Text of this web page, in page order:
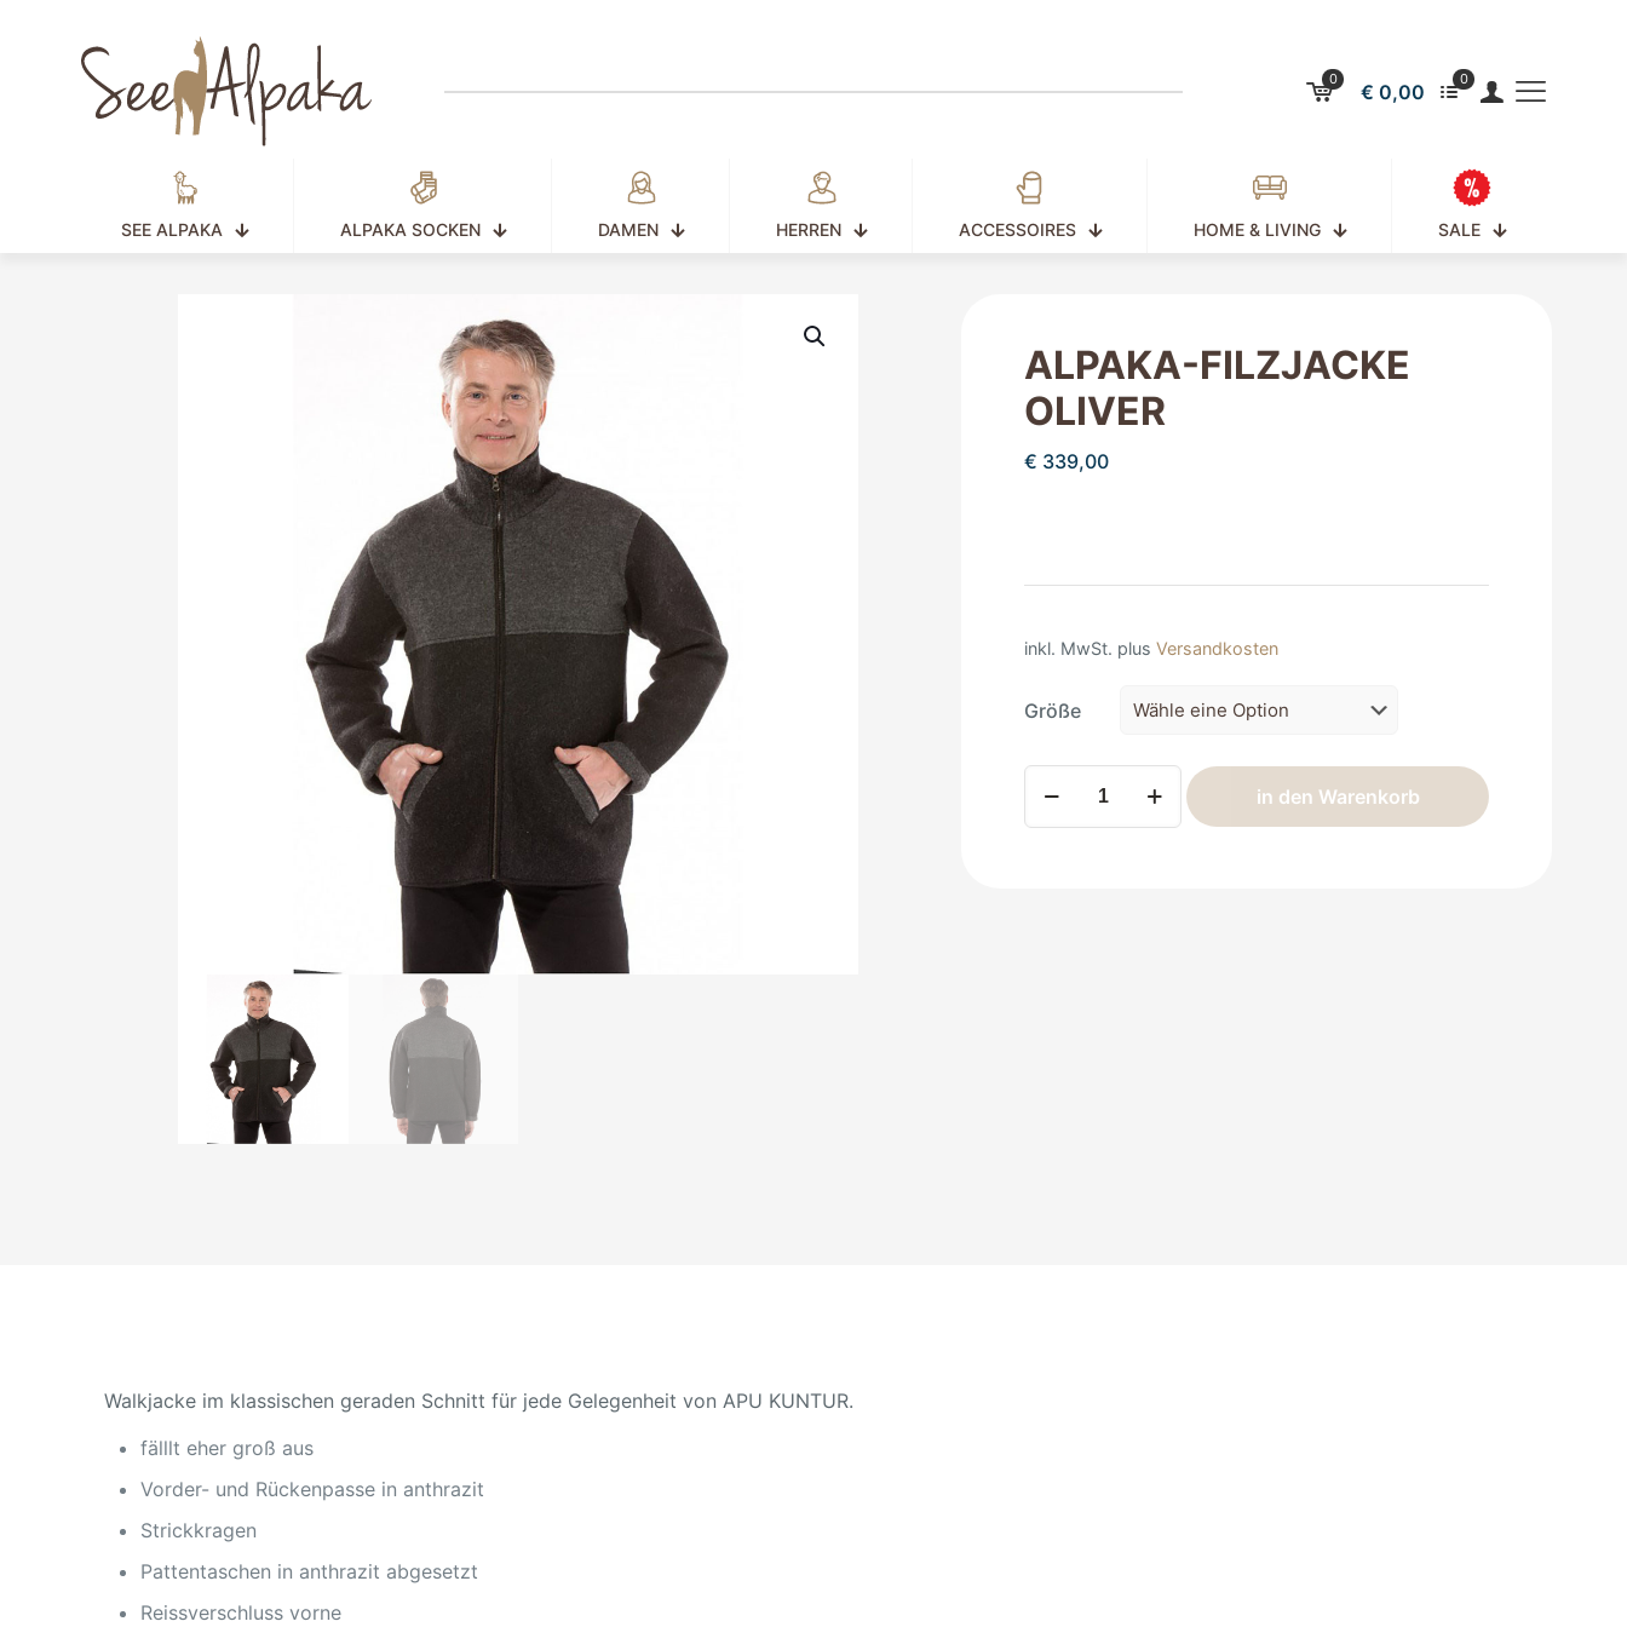
0
€ 0,00
0
SEE ALPAKA ALPAKA SOCKEN DAMEN HERREN ACCESSOIRES HOME & LIVING SALE
ALPAKA-FILZJACKE
OLIVER
€ 339,00
inkl. MwSt. plus Versandkosten
Größe
Filzjacke
in den Warenkorb
Walkjacke im klassischen geraden Schnitt für jede Gelegenheit von APU KUNTUR.
fälllt eher groß aus
Vorder- und Rückenpasse in anthrazit
Strickkragen
Pattentaschen in anthrazit abgesetzt
Reissverschluss vorne